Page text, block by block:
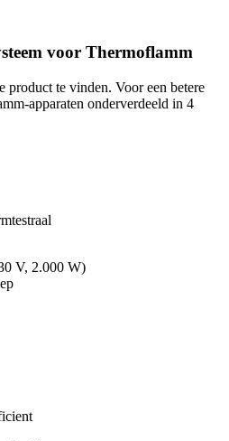
voor Thermoflamm
product te vinden. Voor een betere
apparaten onderverdeeld in 4
V, 2.000 W)